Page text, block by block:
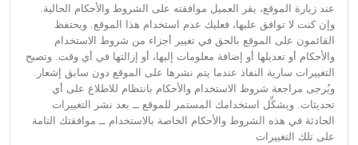
عند زيارة الموقع، يقر العميل موافقته على الشروط والأحكام الحالية.
وإن كنت لا توافق عليها، فعليك عدم استخدام هذا الموقع. ويحتفظ
القائمون على الموقع بالحق في تغيير أجزاء من شروط الاستخدام
والأحكام أو تعديلها أو إضافة معلومات إليها، أو إزالتها في أي وقت. وتصبح
التغييرات سارية النفاذ عندما يتم نشرها على الموقع دون سابق إشعار.
ويُرجى مراجعة شروط الاستخدام والأحكام بانتظام للاطلاع على أي
تحديثات. ويشكِّل استخدامك المستمر للموقع ــ بعد نشر التغييرات
الحادثة في هذه الشروط والأحكام الخاصة بالاستخدام ــ موافقتك التامة
على تلك التغييرات